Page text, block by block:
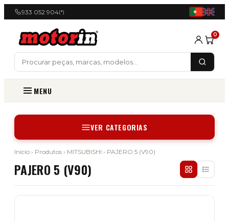
933 052 904(*)
0
MENU
VER CATEGORIAS
Início › Produtos › MITSUBISHI › PAJERO 5 (V90)
PAJERO 5 (V90)